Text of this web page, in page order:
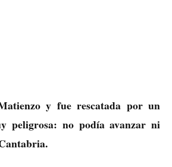
y fue rescatada por un
peligrosa: no podía avanzar ni